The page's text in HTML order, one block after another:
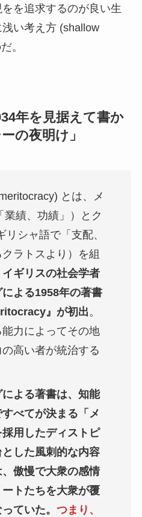
を追求するのが良い生
い考え方 (shallow
。
年を見据えて書か
の夜明け」
とは、メ
業績、功績」）とク
リシャ語で「支配、
ラトスより）を組
イギリスの社会学者
よる1958年の著書
』が初出。
力によってその地
高い者が統治する
による著書は、知能
べてが決まる「メ
用したディストピ
した風刺的な内容
傲慢で大衆の感情
トたちを大衆が覆
ていた。 つまり、